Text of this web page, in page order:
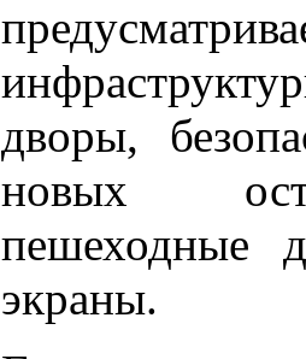
дворы,
новых
пешеходные
экраны.